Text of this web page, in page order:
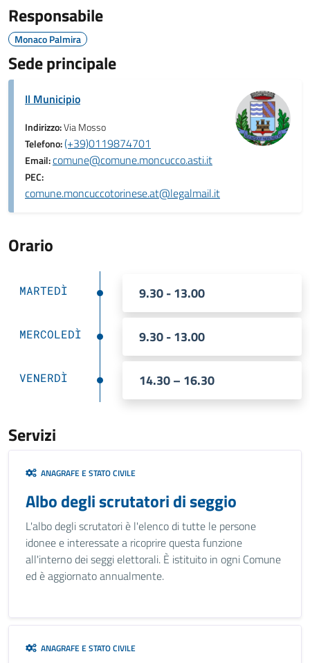
Responsabile
Monaco Palmira
Sede principale
Il Municipio
Indirizzo:Via Mosso
Telefono:(+39)0119874701
Email:comune@comune.moncucco.asti.it
PEC:
comune.moncuccotorinese.at@legalmail.it
Orario
MARTEDÌ 9.30 - 13.00
MERCOLEDÌ 9.30 - 13.00
VENERDÌ 14.30 – 16.30
Servizi
ANAGRAFE E STATO CIVILE
Albo degli scrutatori di seggio
L'albo degli scrutatori è l'elenco di tutte le persone
idonee e interessate a ricoprire questa funzione
all'interno dei seggi elettorali. È istituito in ogni Comune
ed è aggiornato annualmente.
ANAGRAFE E STATO CIVILE